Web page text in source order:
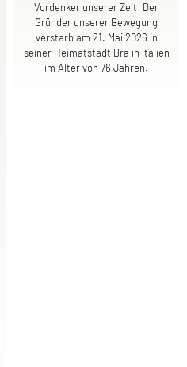
Vordenker unserer Zeit. Der
Gründer unserer Bewegung
verstarb am 21. Mai 2026 in
seiner Heimatstadt Bra in Italien
im Alter von 76 Jahren.